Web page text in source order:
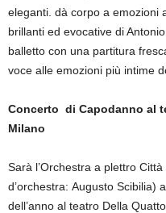
eleganti. dà corpo a emozioni
brillanti ed evocative di
balletto con una partitura
voce alle emozioni più intime
Concerto di Capodanno al
Milano
Sarà l’Orchestra a plettro
d’orchestra: Augusto Scibilia)
dell’anno al teatro Della